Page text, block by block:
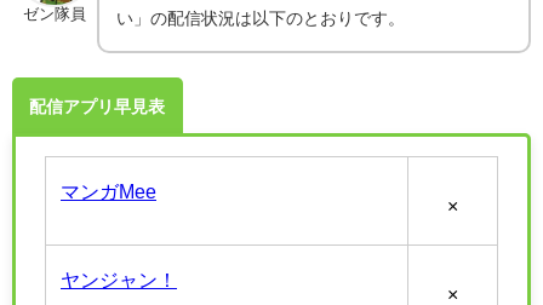
ゼン隊員 い」の配信状況は以下のとおりです。
配信アプリ早見表
マンガMee
×
ヤンジャン！
×